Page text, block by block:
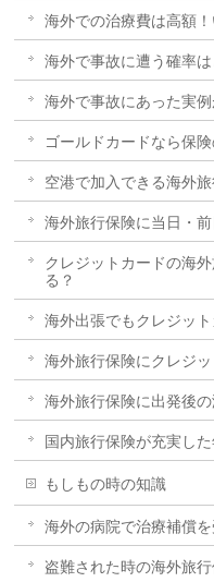
海外での治療費は高額
海外で事故に遭う確率
海外で事故にあった実
ゴールドカードなら保
空港で加入できる海外
海外旅行保険に当日・
クレジットカードの海
る？
海外出張でもクレジッ
海外旅行保険にクレジ
海外旅行保険に出発後
国内旅行保険が充実し
もしもの時の知識
海外の病院で治療補償
盗難された時の海外旅